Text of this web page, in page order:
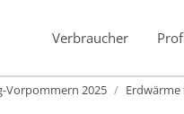
Verbraucher
Vorpommern 2025